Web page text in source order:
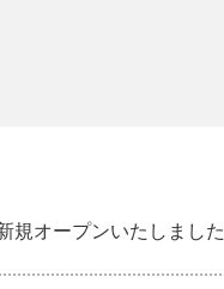
規オープンいたしました